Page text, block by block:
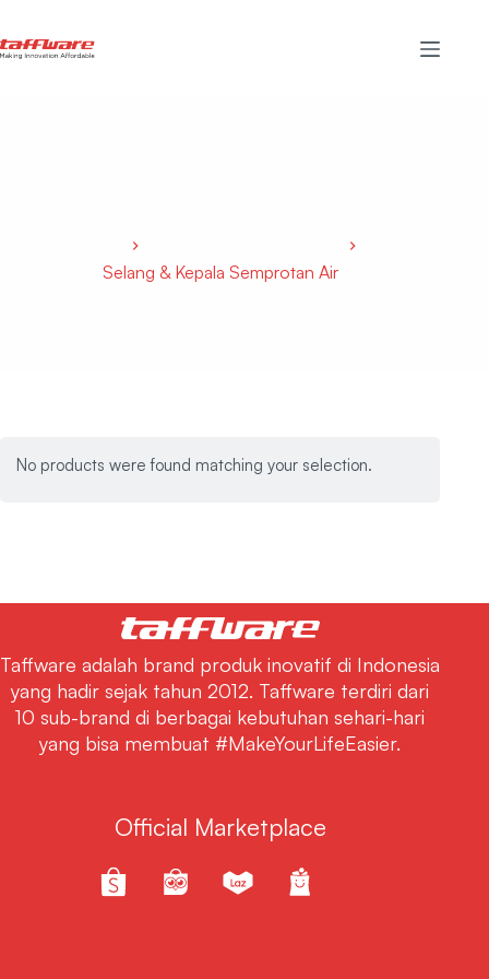
Selang & Kepala Semprotan Air
No products were found matching your selection.
Taffware adalah brand produk inovatif di Indonesia
yang hadir sejak tahun 2012. Taffware terdiri dari
10 sub-brand di berbagai kebutuhan sehari-hari
yang bisa membuat #MakeYourLifeEasier.
Official Marketplace